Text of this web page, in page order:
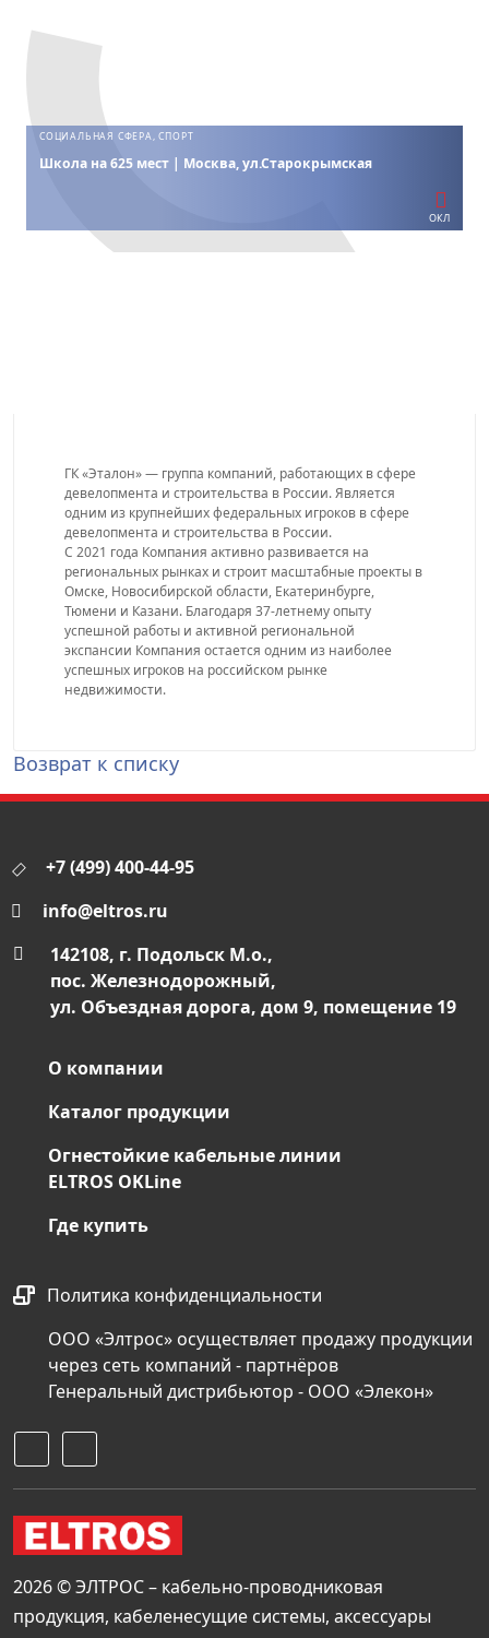
СОЦИАЛЬНАЯ СФЕРА, СПОРТ
Школа на 625 мест | Москва, ул.Старокрымская
ОКЛ
ГК «Эталон» — группа компаний, работающих в сфере
девелопмента и строительства в России. Является
одним из крупнейших федеральных игроков в сфере
девелопмента и строительства в России.
С 2021 года Компания активно развивается на
региональных рынках и строит масштабные проекты в
Омске, Новосибирской области, Екатеринбурге,
Тюмени и Казани. Благодаря 37-летнему опыту
успешной работы и активной региональной
экспансии Компания остается одним из наиболее
успешных игроков на российском рынке
недвижимости.
Возврат к списку
+7 (499) 400-44-95
info@eltros.ru
142108, г. Подольск М.о.,
пос. Железнодорожный,
ул. Объездная дорога, дом 9, помещение 19
О компании
Каталог продукции
Огнестойкие кабельные линии
ELTROS OKLine
Где купить
Политика конфиденциальности
ООО «Элтрос» осуществляет продажу продукции
через сеть компаний - партнёров
Генеральный дистрибьютор - ООО «Элекон»
2026 © ЭЛТРОС – кабельно-проводниковая
продукция, кабеленесущие системы, аксессуары